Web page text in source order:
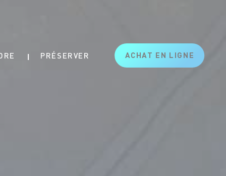
PRÉSERVER ACHAT EN LIGNE